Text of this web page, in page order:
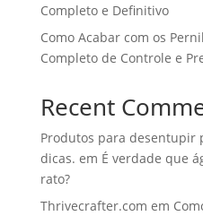
Completo e Definitivo
Como Acabar com os
Completo de Controle e
Recent
Produtos para desentupir
dicas. em É verdade que
rato?
Thrivecrafter.com em